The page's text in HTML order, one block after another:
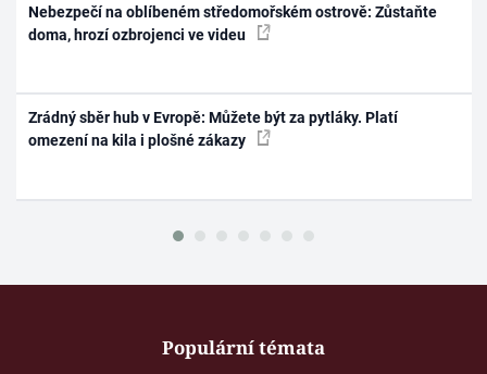
Nebezpečí na oblíbeném středomořském ostrově: Zůstaňte
doma, hrozí ozbrojenci ve videu
Zrádný sběr hub v Evropě: Můžete být za pytláky. Platí
omezení na kila i plošné zákazy
Populární témata